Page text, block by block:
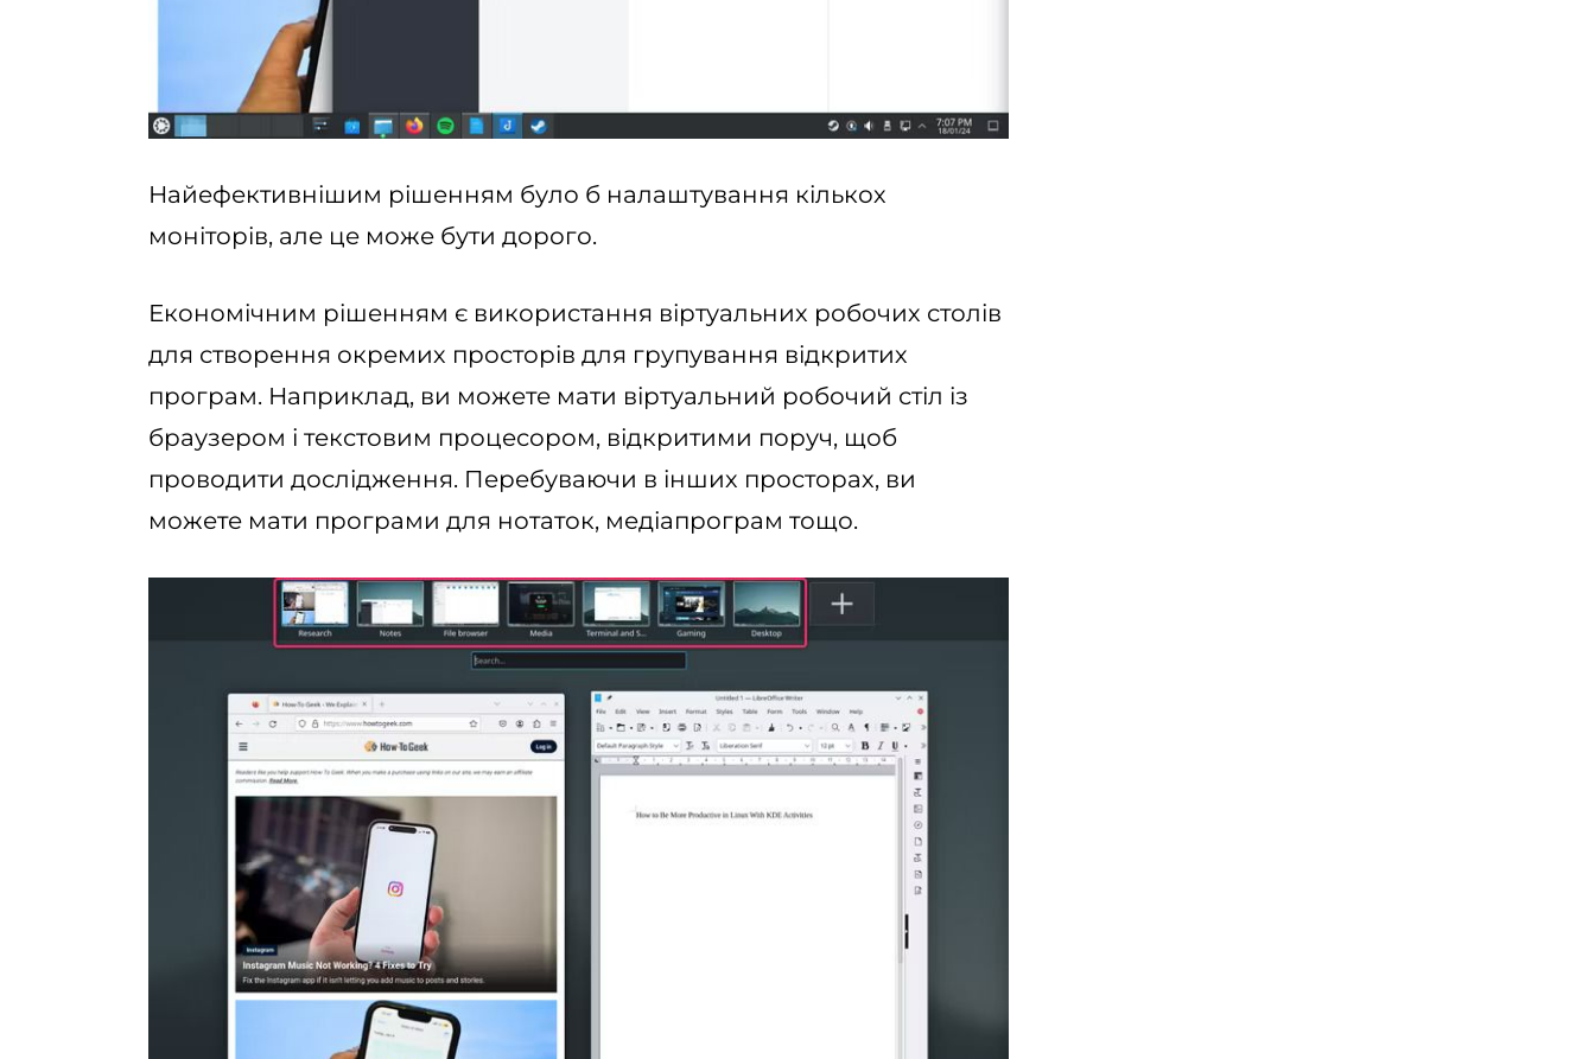
Найефективнішим рішенням було б налаштування кількох
моніторів, але це може бути дорого.
Економічним рішенням є використання віртуальних робочих столів
для створення окремих просторів для групування відкритих
програм. Наприклад, ви можете мати віртуальний робочий стіл із
браузером і текстовим процесором, відкритими поруч, щоб
проводити дослідження. Перебуваючи в інших просторах, ви
можете мати програми для нотаток, медіапрограм тощо.